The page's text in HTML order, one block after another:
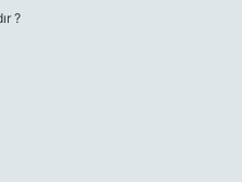
?